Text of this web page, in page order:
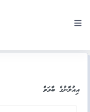
އިއުލާނުގެ ބާވަތް